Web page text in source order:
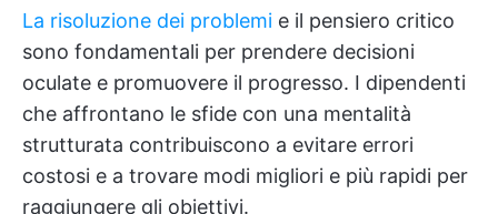
La risoluzione dei problemi e il pensiero critico
sono fondamentali per prendere decisioni
oculate e promuovere il progresso. I dipendenti
che affrontano le sfide con una mentalità
strutturata contribuiscono a evitare errori
costosi e a trovare modi migliori e più rapidi per
raggiungere gli obiettivi.